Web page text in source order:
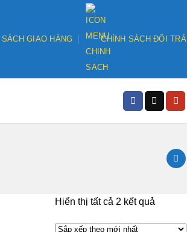
SÁCH GIAO HÀNG CHÍNH SÁCH ĐỔI TRẢ
Hiển thị tất cả 2 kết quả